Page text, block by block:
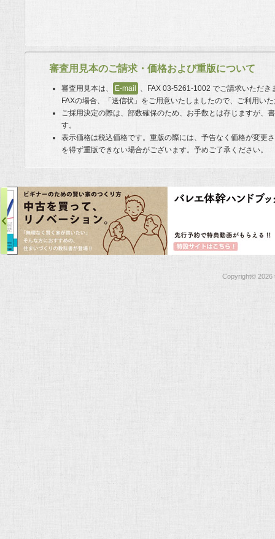
審査用見本のご請求・価格および重版について
審査用見本は、 E-mail
、FAX 03-5261-1002 でご請求いただき
FAXの場合、「送信状」をご用意いたしましたので、ご利用い
ご採用決定の際は、部数確保のため、お手数とは存じますが、
す。
表示価格は税込価格です。重版の際には、予告なく価格が変更
を得ず重版できない場合がございます。予めご了承ください。
Copyright© 2026